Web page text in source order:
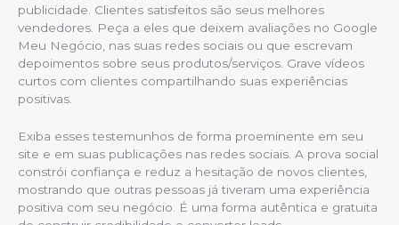
publicidade. Clientes satisfeitos são seus melhores
vendedores. Peça a eles que deixem avaliações no Google
Meu Negócio, nas suas redes sociais ou que escrevam
depoimentos sobre seus produtos/serviços. Grave vídeos
curtos com clientes compartilhando suas experiências
positivas.
Exiba esses testemunhos de forma proeminente em seu
site e em suas publicações nas redes sociais. A prova social
constrói confiança e reduz a hesitação de novos clientes,
mostrando que outras pessoas já tiveram uma experiência
positiva com seu negócio. É uma forma autêntica e gratuita